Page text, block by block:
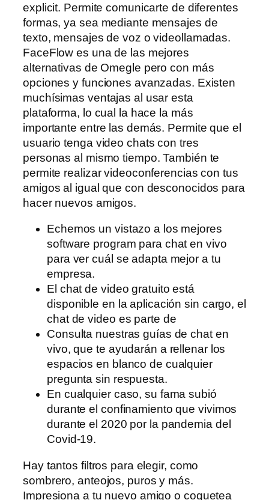
explicit. Permite comunicarte de diferentes
formas, ya sea mediante mensajes de
texto, mensajes de voz o videollamadas.
FaceFlow es una de las mejores
alternativas de Omegle pero con más
opciones y funciones avanzadas. Existen
muchísimas ventajas al usar esta
plataforma, lo cual la hace la más
importante entre las demás. Permite que el
usuario tenga video chats con tres
personas al mismo tiempo. También te
permite realizar videoconferencias con tus
amigos al igual que con desconocidos para
hacer nuevos amigos.
Echemos un vistazo a los mejores
software program para chat en vivo
para ver cuál se adapta mejor a tu
empresa.
El chat de video gratuito está
disponible en la aplicación sin cargo, el
chat de video es parte de
Consulta nuestras guías de chat en
vivo, que te ayudarán a rellenar los
espacios en blanco de cualquier
pregunta sin respuesta.
En cualquier caso, su fama subió
durante el confinamiento que vivimos
durante el 2020 por la pandemia del
Covid-19.
Hay tantos filtros para elegir, como
sombrero, anteojos, puros y más.
Impresiona a tu nuevo amigo o coquetea